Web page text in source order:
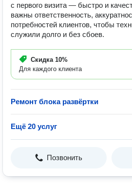
с первого визита — быстро и
важны ответственность,
потребностей клиентов, чтобы
служили долго и без сбоев.
Скидка 10%
Для каждого клиента
Ремонт блока развёртки
Ещё 20 услуг
Позвонить